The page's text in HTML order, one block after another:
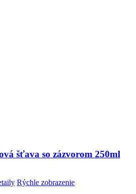
šťava so zázvorom 250ml
Rýchle zobrazenie